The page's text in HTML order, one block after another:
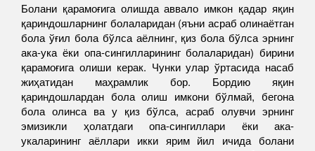
Болани қарамоғига олишда аввало имкон қадар яқин
қариндошларнинг болаларидан (яъни асраб олинаётган
бола ўғил бола бўлса аёлнинг, қиз бола бўлса эрнинг
ака-ука ёки опа-сингилларининг болаларидан) бирини
қарамоғига олиши керак. Чунки улар ўртасида насаб
жиҳатидан маҳрамлик бор. Бордию яқин
қариндошлардан бола олиш имкони бўлмай, бегона
бола олинса ва у қиз бўлса, асраб олувчи эрнинг
эмизикли ҳолатдаги опа-сингиллари ёки ака-
укаларининг аёллари икки ярим йил ичида болани